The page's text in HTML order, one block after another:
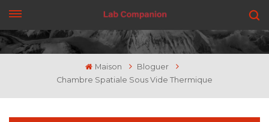
OBTENEZ UN DEVIS
Maison
Bloguer
Chambre Spatiale Sous Vide Thermique